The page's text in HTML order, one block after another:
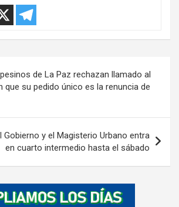
de La Paz rechazan llamado al
que su pedido único es la renuncia de
Gobierno y el Magisterio Urbano entra
en cuarto intermedio hasta el sábado